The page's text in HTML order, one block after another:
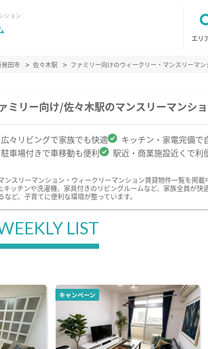
ション
エリ
発田市 佐々木駅 ファミリー向けのウィークリー・マンスリーマ
ミリー向け/佐々木駅のマンスリーマンシ
広々リビングで家族でも快適 キッチン・家電完備で
駐車場付きで車移動も便利
駅近・商業施設近くで
ンスリーマンション・ウィークリーマンション賃貸物件一覧を掲
キッチンや洗濯機、家具付きのリビングルームなど、家族全員が
ど、子育てに便利な環境が整っています。
LIST
キャンペーン